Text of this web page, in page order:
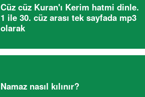
Cüz cüz Kuran'ı Kerim hatmi dinle.
1 ile 30. cüz arası tek sayfada mp3
olarak
Namaz nasıl kılınır?